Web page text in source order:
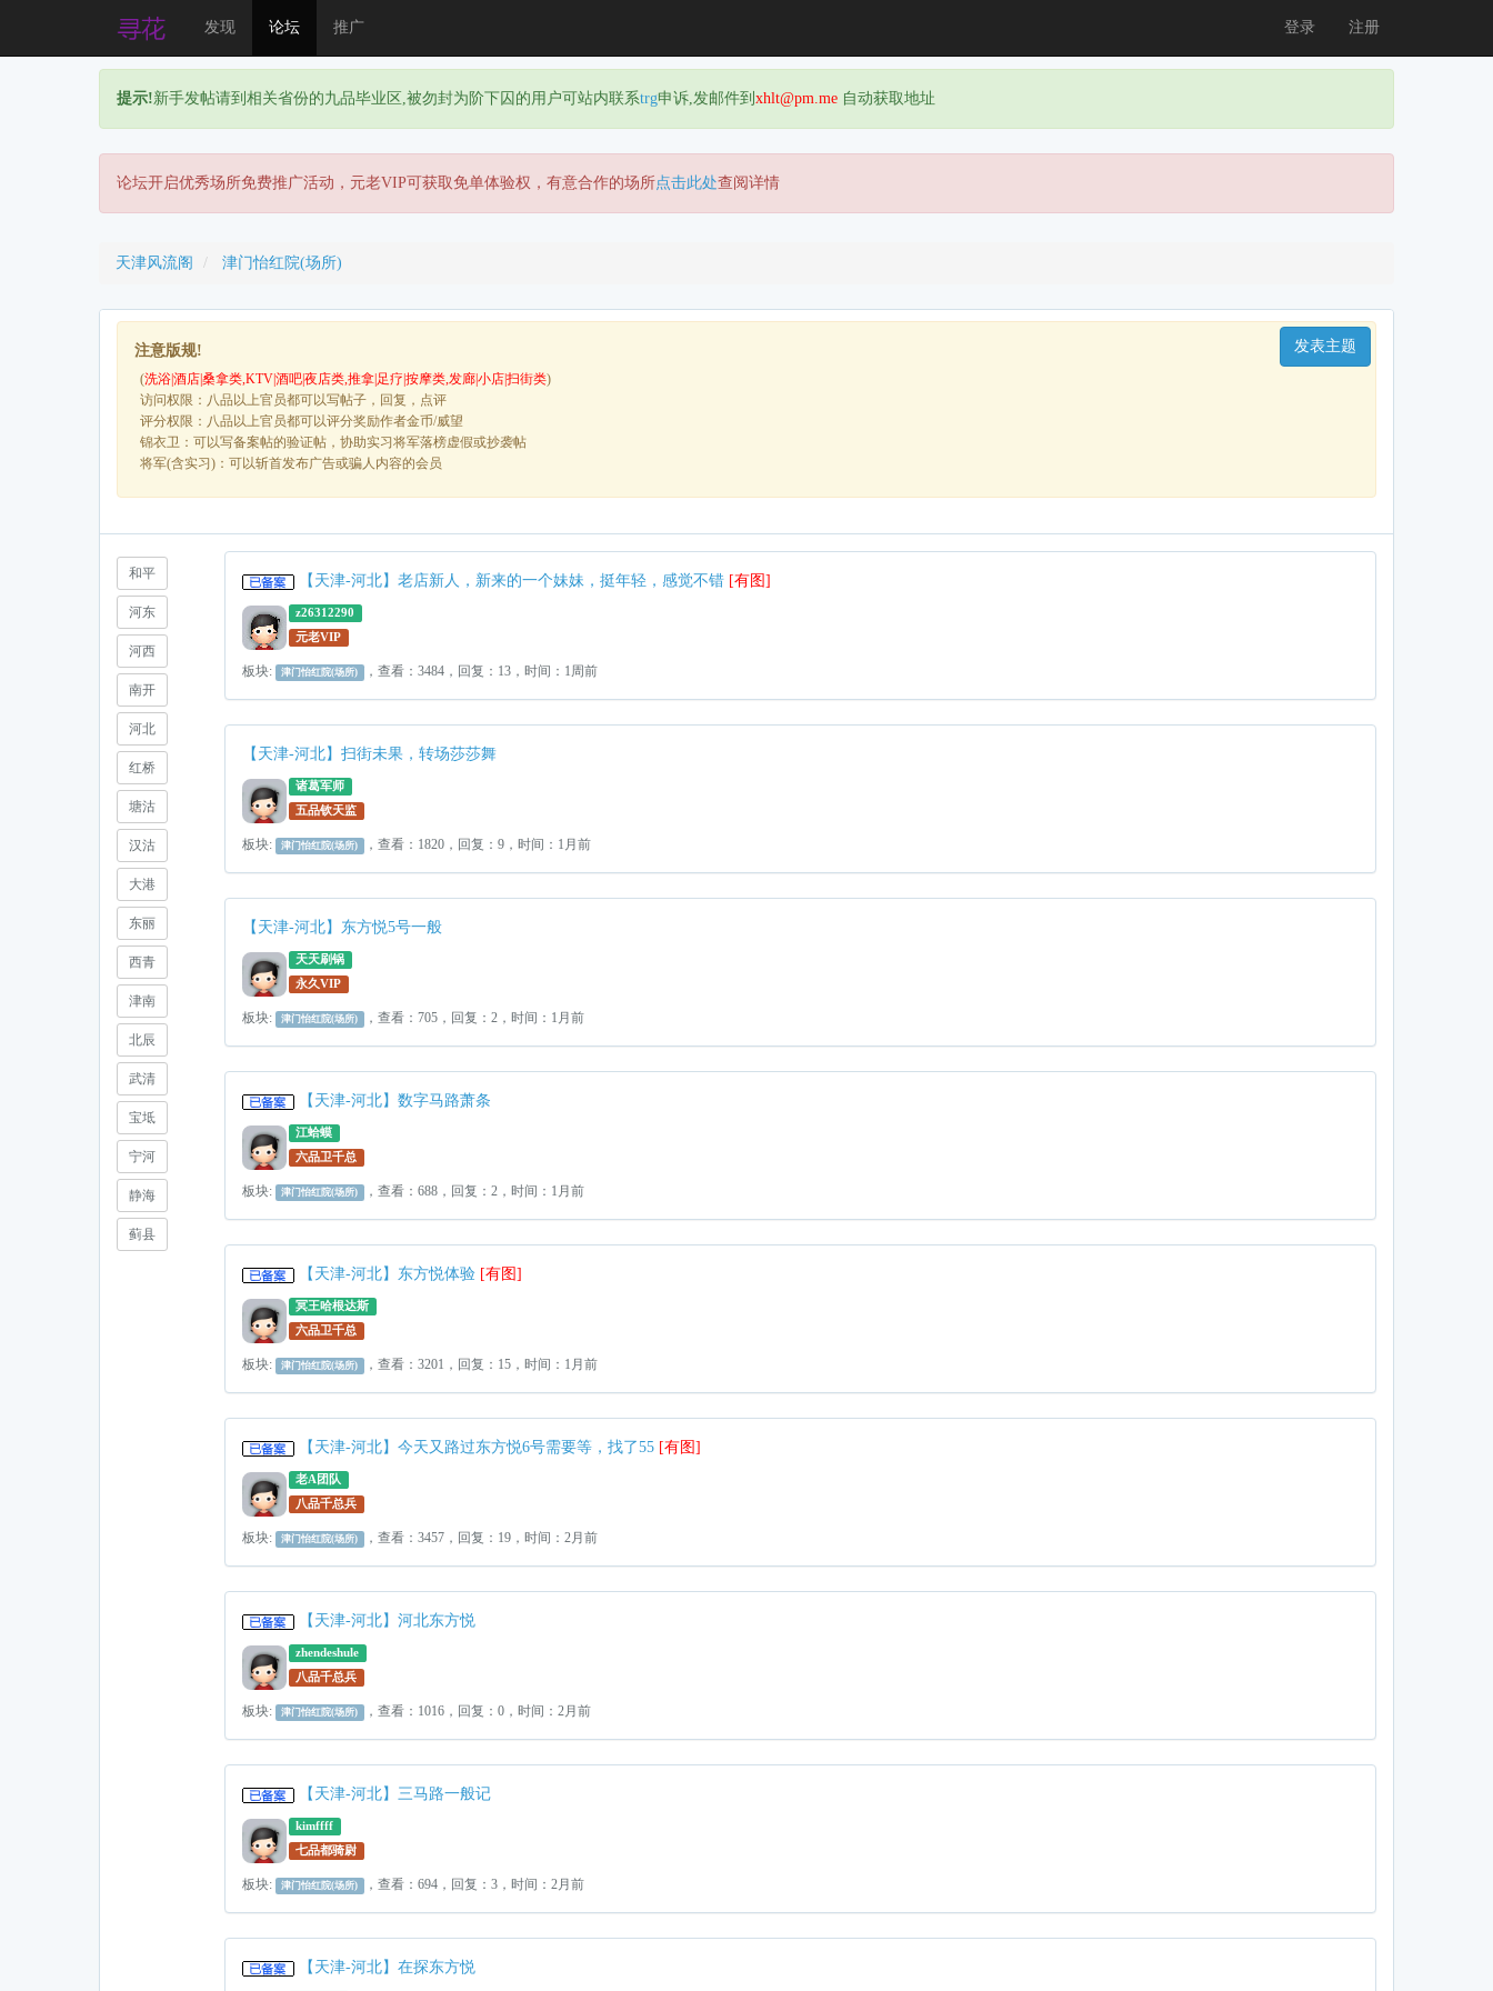
发现 论坛 推广 登录 注册
提示!新手发帖请到相关省份的九品毕业区,被勿封为阶下囚的用户可站内联系trg申诉,发邮件到 xhlt@pm.me 自动获取地址
论坛开启优秀场所免费推广活动，元老VIP可获取免单体验权，有意合作的场所点击此处查阅详情
天津风流阁 津门怡红院(场所)
发表主题
注意版规!
(洗浴|酒店|桑拿类,KTV|酒吧|夜店类,推拿|足疗|按摩类,发廊|小店|扫街类)
访问权限：八品以上官员都可以写帖子，回复，点评
评分权限：八品以上官员都可以评分奖励作者金币/威望
锦衣卫：可以写备案帖的验证帖，协助实习将军落榜虚假或抄袭帖
将军(含实习)：可以斩首发布广告或骗人内容的会员
和平
河东
河西
南开
河北
红桥
塘沽
汉沽
大港
东丽
西青
津南
北辰
武清
宝坻
宁河
静海
蓟县
【天津-河北】老店新人，新来的一个妹妹，挺年轻，感觉不错 [有图]
z26312290
元老VIP
板块: 津门怡红院(场所) ，查看：3484，回复：13，时间：1周前
【天津-河北】扫街未果，转场莎莎舞
诸葛军师
五品钦天监
板块: 津门怡红院(场所) ，查看：1820，回复：9，时间：1月前
【天津-河北】东方悦5号一般
天天刷锅
永久VIP
板块: 津门怡红院(场所) ，查看：705，回复：2，时间：1月前
【天津-河北】数字马路萧条
江蛤蟆
六品卫千总
板块: 津门怡红院(场所) ，查看：688，回复：2，时间：1月前
【天津-河北】东方悦体验 [有图]
冥王哈根达斯
六品卫千总
板块: 津门怡红院(场所) ，查看：3201，回复：15，时间：1月前
【天津-河北】今天又路过东方悦6号需要等，找了55 [有图]
老A团队
八品千总兵
板块: 津门怡红院(场所) ，查看：3457，回复：19，时间：2月前
【天津-河北】河北东方悦
zhendeshule
八品千总兵
板块: 津门怡红院(场所) ，查看：1016，回复：0，时间：2月前
【天津-河北】三马路一般记
kimffff
七品都骑尉
板块: 津门怡红院(场所) ，查看：694，回复：3，时间：2月前
【天津-河北】在探东方悦